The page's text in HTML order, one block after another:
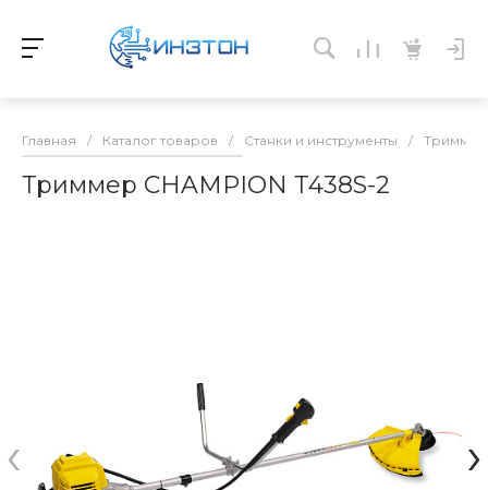
Главная / Каталог товаров / Станки и инструменты /
Триммер CHAMPION Т438S-2
‹ ›